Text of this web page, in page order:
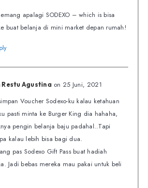
apalagi SODEXO – which is bisa
buat belanja di mini market depan rumah!
Restu Agustina on 25 Juni, 2021
Voucher Sodexo-ku kalau ketahuan
pasti minta ke Burger King dia hahaha,
pengin belanja baju padahal..Tapi
kalau lebih bisa bagi dua.
pas Sodexo Gift Pass buat hadiah
Jadi bebas mereka mau pakai untuk beli